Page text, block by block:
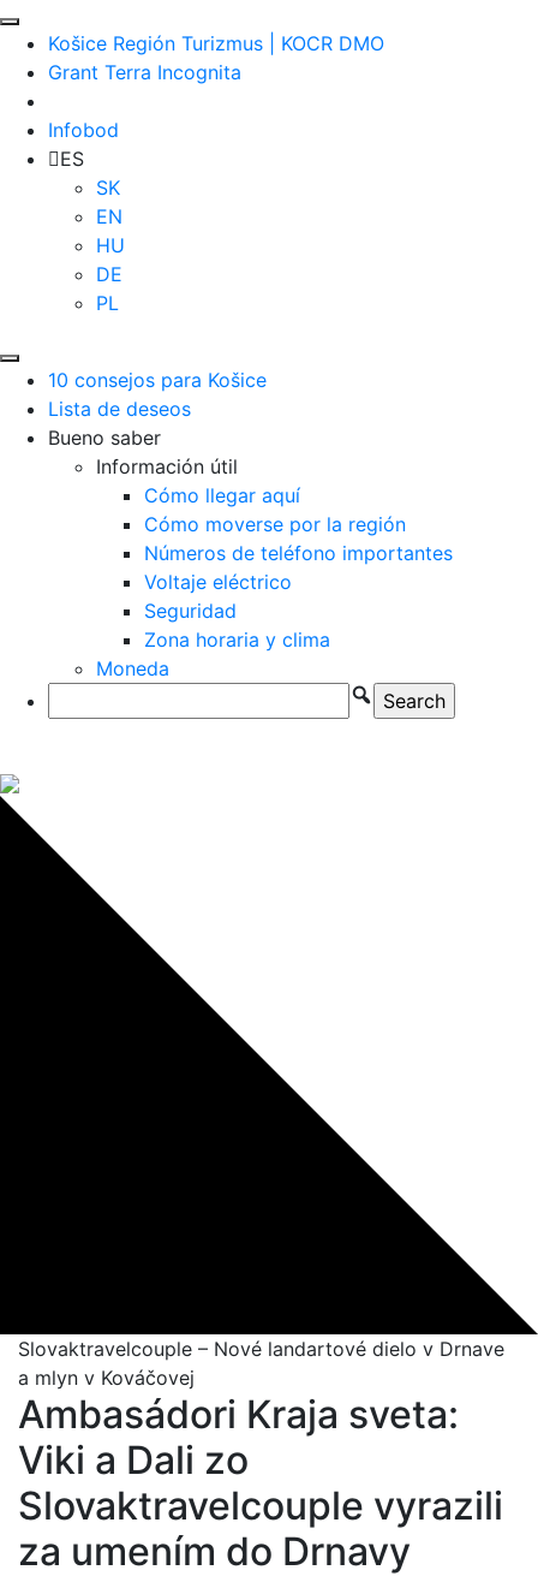
Košice Región Turizmus | KOCR DMO
Grant Terra Incognita
Infobod
ES
SK
EN
HU
DE
PL
10 consejos para Košice
Lista de deseos
Bueno saber
Información útil
Cómo llegar aquí
Cómo moverse por la región
Números de teléfono importantes
Voltaje eléctrico
Seguridad
Zona horaria y clima
Moneda
Slovaktravelcouple – Nové landartové dielo v Drnave
a mlyn v Kováčovej
Ambasádori Kraja sveta:
Viki a Dali zo
Slovaktravelcouple vyrazili
za umením do Drnavy